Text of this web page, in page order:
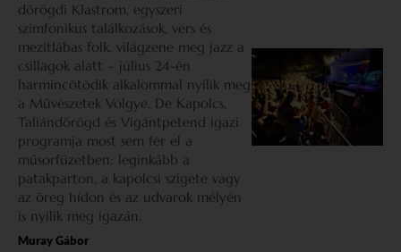
dörögdi Klastrom, egyszeri
szimfonikus találkozások, vers és
mezítlábas folk, világzene meg jazz a
csillagok alatt – július 24-én
harmincötödik alkalommal nyílik meg
a Művészetek Völgye. De Kapolcs,
Taliándörögd és Vigántpetend igazi
programja most sem fér el a
műsorfüzetben: leginkább a
patakparton, a kapolcsi szigete vagy
az öreg hídon és az udvarok mélyén
is nyílik meg igazán.
Muray Gábor